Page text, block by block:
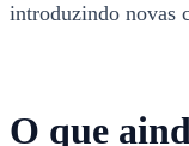
introduzindo novas
O que